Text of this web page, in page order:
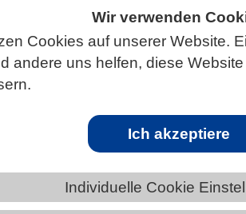
Wir verwenden
Cookies auf unserer Website.
andere uns helfen, diese
Ich akzeptiere
Individuelle Cookie
Vielfalt und